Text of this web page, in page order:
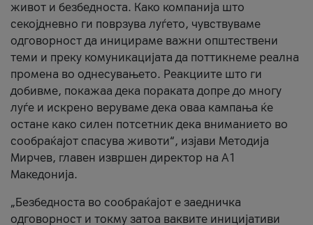
живот и безбедноста. Како компанија што
секојдневно ги поврзува луѓето, чувствуваме
одговорност да иницираме важни општествени
теми и преку комуникацијата да поттикнеме реална
промена во однесувањето. Реакциите што ги
добивме, покажаа дека пораката допре до многу
луѓе и искрено веруваме дека оваа кампања ќе
остане како силен потсетник дека вниманието во
сообраќајот спасува животи“, изјави Методија
Мирчев, главен извршен директор на А1
Македонија.
„Безбедноста во сообраќајот е заедничка
одговорност и токму затоа ваквите иницијативи